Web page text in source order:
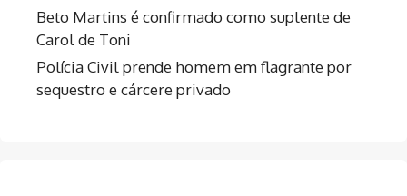
Beto Martins é confirmado como suplente de
Carol de Toni
Polícia Civil prende homem em flagrante por
sequestro e cárcere privado